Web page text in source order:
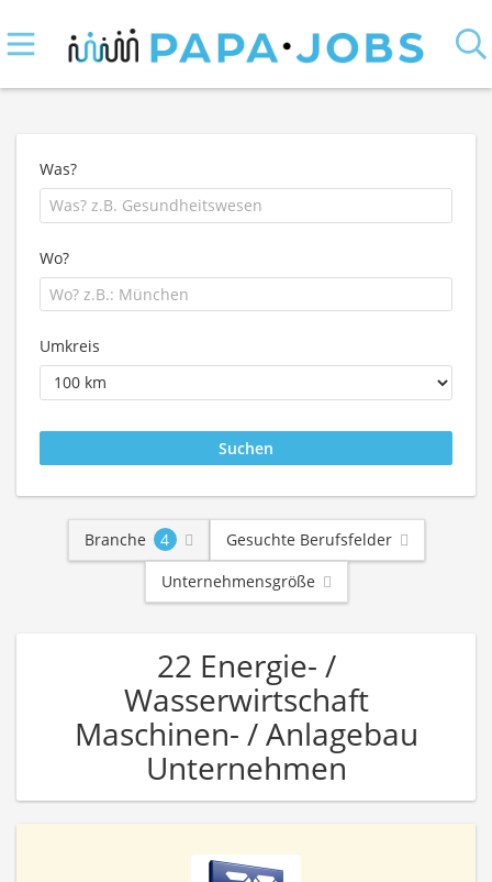
Was?
Wo?
Umkreis
Branche 4
Gesuchte Berufsfelder
Unternehmensgröße
22 Energie- /
Wasserwirtschaft
Maschinen- / Anlagebau
Unternehmen